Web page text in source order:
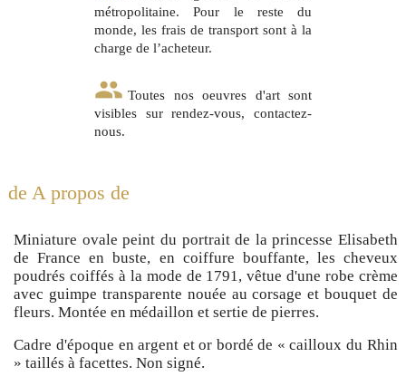
métropolitaine. Pour le reste du
monde, les frais de transport sont à la
charge de l’acheteur.
group Toutes nos oeuvres d'art sont
visibles sur rendez-vous, contactez-
nous.
de A propos de
Miniature ovale peint du portrait de la princesse Elisabeth
de France en buste, en coiffure bouffante, les cheveux
poudrés coiffés à la mode de 1791, vêtue d'une robe crème
avec guimpe transparente nouée au corsage et bouquet de
fleurs. Montée en médaillon et sertie de pierres.
Cadre d'époque en argent et or bordé de « cailloux du Rhin
» taillés à facettes. Non signé.